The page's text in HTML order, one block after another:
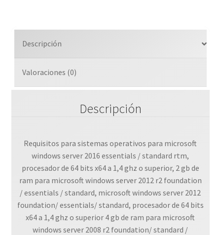
2
A?
Descripción
Valoraciones (0)
Descripción
Requisitos para sistemas operativos para microsoft
windows server 2016 essentials / standard rtm,
procesador de 64 bits x64 a 1,4 ghz o superior, 2 gb de
ram para microsoft windows server 2012 r2 foundation
/ essentials / standard, microsoft windows server 2012
foundation/ essentials/ standard, procesador de 64 bits
x64 a 1,4 ghz o superior 4 gb de ram para microsoft
windows server 2008 r2 foundation/ standard /